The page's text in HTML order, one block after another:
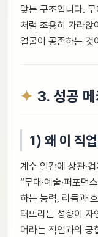
맞는 구조입니다.
처럼 조용히 가라앉
얼굴이 공존하는 것
3. 성공
1) 왜 이 직
계수 일간에 상관·
“무대·예술·퍼포먼
하는 능력, 리듬과
터뜨리는 성향이 자
머라는 직업과의 궁